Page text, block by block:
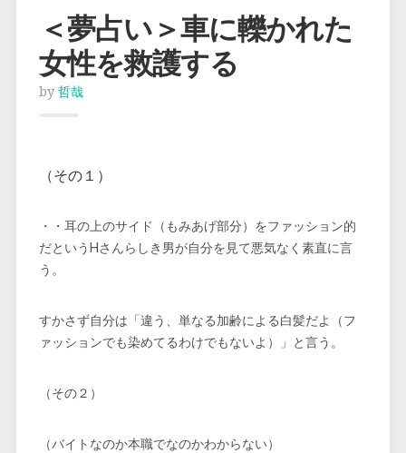
＜夢占い＞車に轢かれた
女性を救護する
by 哲哉
（その１）
・・耳の上のサイド（もみあげ部分）をファッション的
だというHさんらしき男が自分を見て悪気なく素直に言
う。
すかさず自分は「違う、単なる加齢による白髪だよ（フ
ァッションでも染めてるわけでもないよ）」と言う。
（その２）
（バイトなのか本職でなのかわからない）